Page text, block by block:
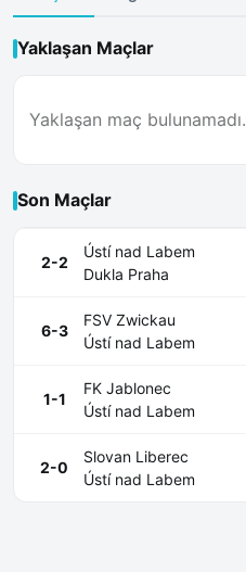
Yaklaşan Maçlar
Yaklaşan maç bulunamadı.
Son Maçlar
2-2
Ústí nad Labem
Dukla Praha
6-3
FSV Zwickau
Ústí nad Labem
1-1
FK Jablonec
Ústí nad Labem
2-0
Slovan Liberec
Ústí nad Labem